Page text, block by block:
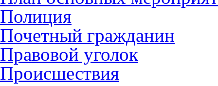
Полиция
Почетный гражданин
Правовой уголок
Происшествия